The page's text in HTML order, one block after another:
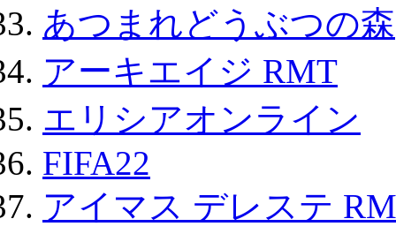
あつまれどうぶつの森
アーキエイジ RMT
エリシアオンライン
FIFA22
アイマス デレステ